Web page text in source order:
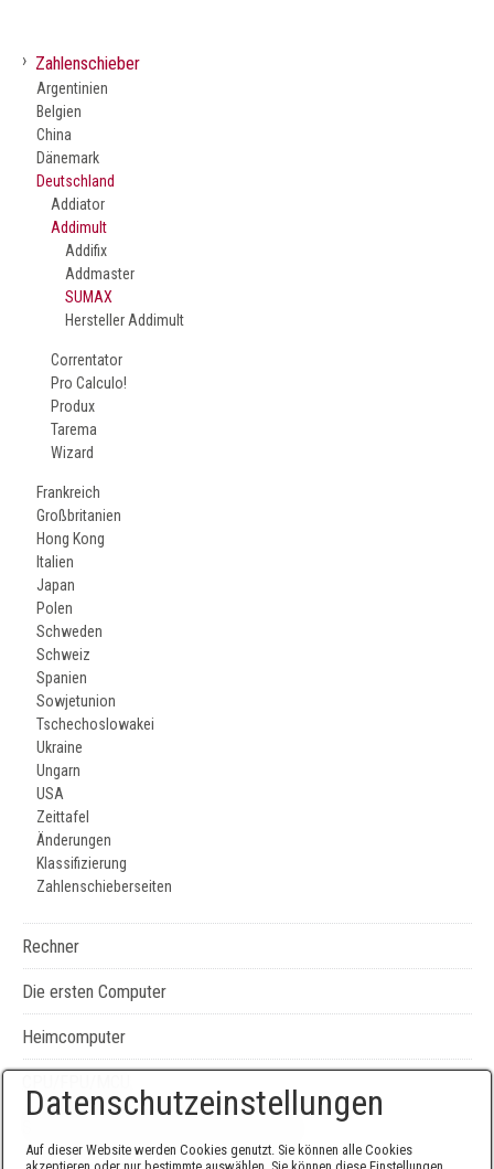
› Zahlenschieber
Argentinien
Belgien
China
Dänemark
Deutschland
Addiator
Addimult
Addifix
Addmaster
SUMAX
Hersteller Addimult
Correntator
Pro Calculo!
Produx
Tarema
Wizard
Frankreich
Großbritanien
Hong Kong
Italien
Japan
Polen
Schweden
Schweiz
Spanien
Sowjetunion
Tschechoslowakei
Ukraine
Ungarn
USA
Zeittafel
Änderungen
Klassifizierung
Zahlenschieberseiten
Rechner
Die ersten Computer
Heimcomputer
Datenschutzeinstellungen
Auf dieser Website werden Cookies genutzt. Sie können alle Cookies